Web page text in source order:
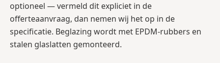
optioneel — vermeld dit expliciet in de
offerteaanvraag, dan nemen wij het op in de
specificatie. Beglazing wordt met EPDM-rubbers en
stalen glaslatten gemonteerd.